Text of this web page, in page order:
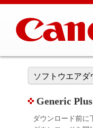
ソフトウエア
Generic
ダウンロード前に